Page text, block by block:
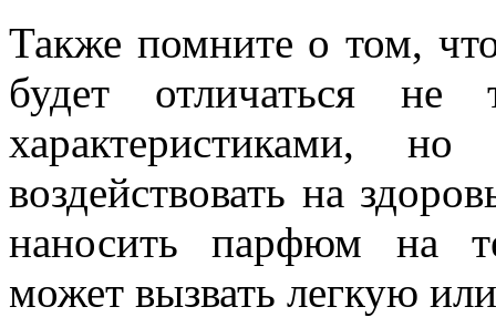
Также помните о том,
будет отличаться не
характеристиками,
воздействовать на
наносить парфюм на
может вызвать легкую